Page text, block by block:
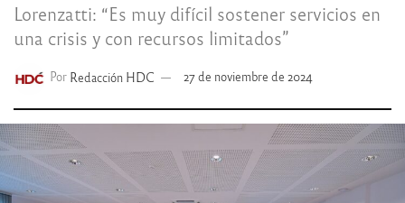
Lorenzatti: “Es muy difícil sostener servicios en
una crisis y con recursos limitados”
Por Redacción HDC 27 de noviembre de 2024